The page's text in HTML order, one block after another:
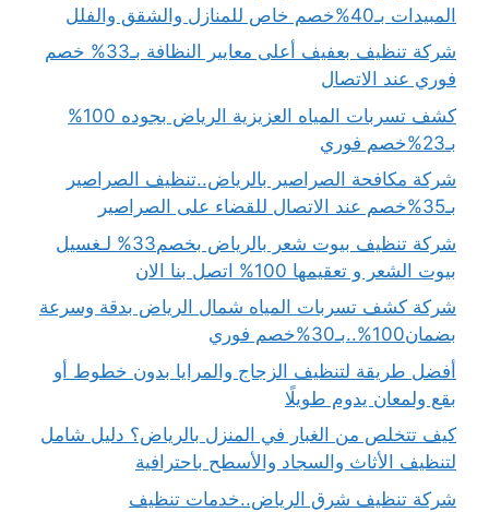
المبيدات بـ40%خصم خاص للمنازل والشقق والفلل
شركة تنظيف بعفيف أعلى معايير النظافة بـ33% خصم
فوري عند الاتصال
كشف تسربات المياه العزيزية الرياض بجوده 100%
بـ23%خصم فوري
شركة مكافحة الصراصير بالرياض..تنظيف الصراصير
بـ35%خصم عند الاتصال للقضاء على الصراصير
شركة تنظيف بيوت شعر بالرياض بخصم33% لـغسيل
بيوت الشعر و تعقيمها 100% اتصل بنا الان
شركة كشف تسربات المياه شمال الرياض بدقة وسرعة
بضمان100%..بـ30%خصم فوري
أفضل طريقة لتنظيف الزجاج والمرايا بدون خطوط أو
بقع ولمعان يدوم طويلًا
كيف تتخلص من الغبار في المنزل بالرياض؟ دليل شامل
لتنظيف الأثاث والسجاد والأسطح باحترافية
شركة تنظيف شرق الرياض..خدمات تنظيف